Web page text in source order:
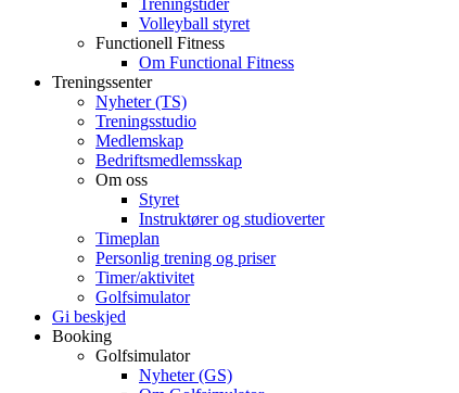
Treningstider
Volleyball styret
Functionell Fitness
Om Functional Fitness
Treningssenter
Nyheter (TS)
Treningsstudio
Medlemskap
Bedriftsmedlemsskap
Om oss
Styret
Instruktører og studioverter
Timeplan
Personlig trening og priser
Timer/aktivitet
Golfsimulator
Gi beskjed
Booking
Golfsimulator
Nyheter (GS)